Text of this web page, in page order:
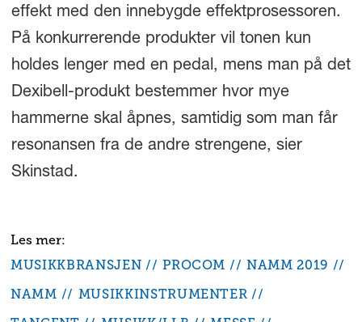
effekt med den innebygde effektprosessoren.
På konkurrerende produkter vil tonen kun
holdes lenger med en pedal, mens man på det
Dexibell-produkt bestemmer hvor mye
hammerne skal åpnes, samtidig som man får
resonansen fra de andre strengene, sier
Skinstad.
MUSIKKBRANSJEN PROCOM
NAMM 2019
NAMM
MUSIKKINSTRUMENTER